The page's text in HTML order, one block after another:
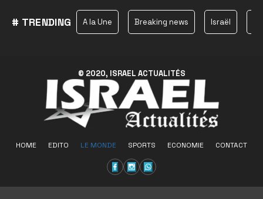
# TRENDING A la Une Breaking news Israël
© 2020, ISRAEL ACTUALITÉS
HOME EDITO LE MONDE SPORTS ECONOMIE CONTACT